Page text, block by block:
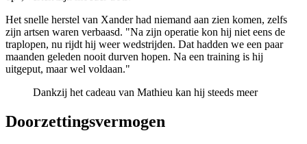
Het snelle herstel van Xander had niemand aan zien komen, zelfs
zijn artsen waren verbaasd. "Na zijn operatie kon hij niet eens de
traplopen, nu rijdt hij weer wedstrijden. Dat hadden we een paar
maanden geleden nooit durven hopen. Na een training is hij
uitgeput, maar wel voldaan."
Dankzij het cadeau van Mathieu kan hij steeds meer
Doorzettingsvermogen